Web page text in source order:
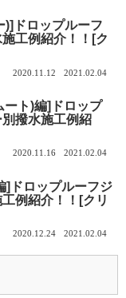
)]ドロップルーフ
工例紹介！！[ク
2020.11.12 2021.02.04
ート)編]ドロップ
撥水施工例紹
2020.11.16 2021.02.04
]ドロップルーフジ
例紹介！！[クリ
2020.12.24 2021.02.04